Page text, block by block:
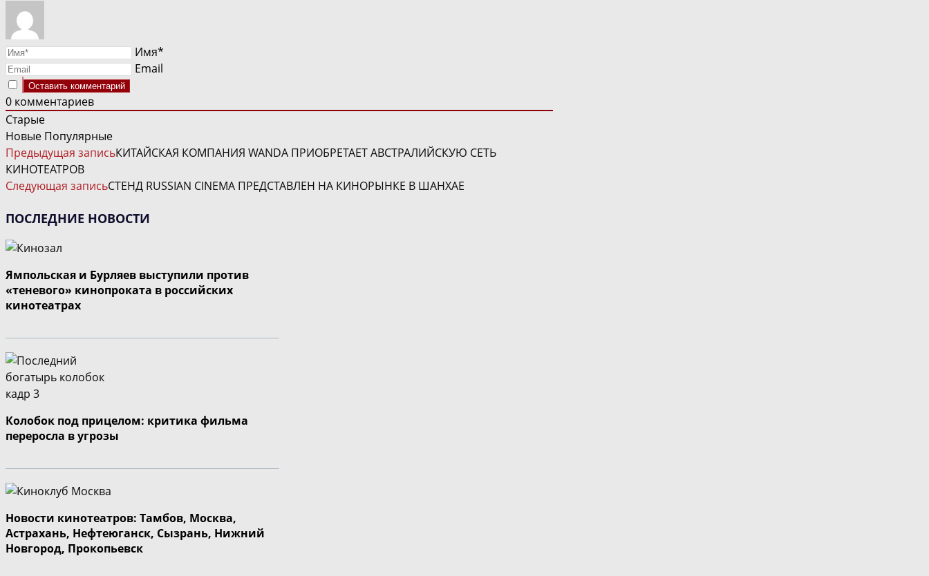
Имя*
Email
0 комментариев
Старые
Новые Популярные
ЧИТАТЬ
ДАЛЕЕ
СТАТЬИ
Предыдущая записьКИТАЙСКАЯ КОМПАНИЯ WANDA ПРИОБРЕТАЕТ АВСТРАЛИЙСКУЮ СЕТЬ
КИНОТЕАТРОВ
Следующая записьСТЕНД RUSSIAN CINEMA ПРЕДСТАВЛЕН НА КИНОРЫНКЕ В ШАНХАЕ
ПОСЛЕДНИЕ НОВОСТИ
Ямпольская и Бурляев выступили против
«теневого» кинопроката в российских
кинотеатрах
Колобок под прицелом: критика фильма
переросла в угрозы
Новости кинотеатров: Тамбов, Москва,
Астрахань, Нефтеюганск, Сызрань, Нижний
Новгород, Прокопьевск